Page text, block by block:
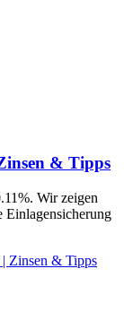
& Tipps
Wir zeigen
Zinsen & Tipps